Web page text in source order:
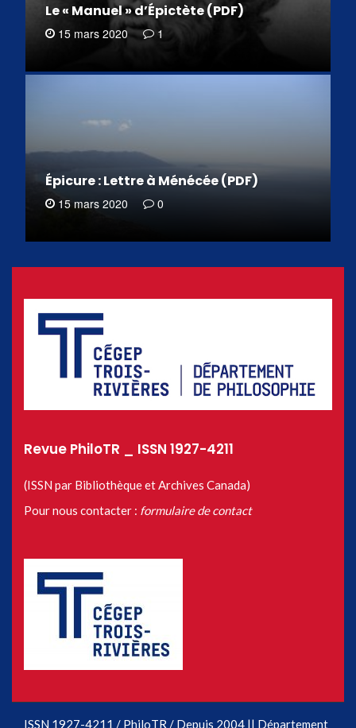
Le « Manuel » d’Épictète (PDF)
15 mars 2020 1
Épicure : Lettre à Ménécée (PDF)
15 mars 2020 0
Revue PhiloTR _ ISSN 1927-4211
(ISSN par Bibliothèque et Archives Canada)
Pour nous contacter : formulaire de contact
ISSN 1927-4211 / PhiloTR / Depuis 2004 || Département